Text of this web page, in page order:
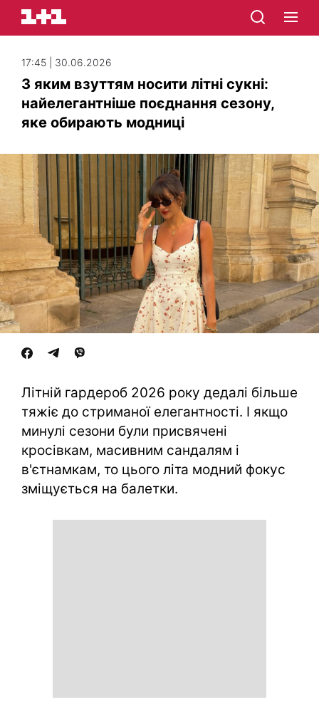
17:45 | 30.06.2026
З яким взуттям носити літні сукні:
найелегантніше поєднання сезону,
яке обирають модниці
Літній гардероб 2026 року дедалі більше
тяжіє до стриманої елегантності. І якщо
минулі сезони були присвячені
кросівкам, масивним сандалям і
в'єтнамкам, то цього літа модний фокус
зміщується на балетки.